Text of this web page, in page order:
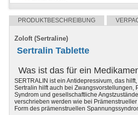
PRODUKTBESCHREIBUNG
Zoloft (Sertraline)
Sertralin Tablette
Was ist das für ein
SERTRALIN ist ein Antidepressivum, das
Sertralin hilft auch bei Zwangsvorstellungen,
Syndrom und gesellschaftliche
verschrieben werden wie bei
Form des prämenstruellen